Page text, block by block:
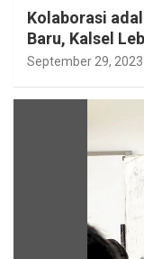
Kolaborasi
Baru, Kalsel
September 29, 2023